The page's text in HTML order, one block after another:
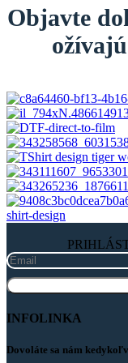
Objavte
INFOLINKA
Dovoláte sa nám